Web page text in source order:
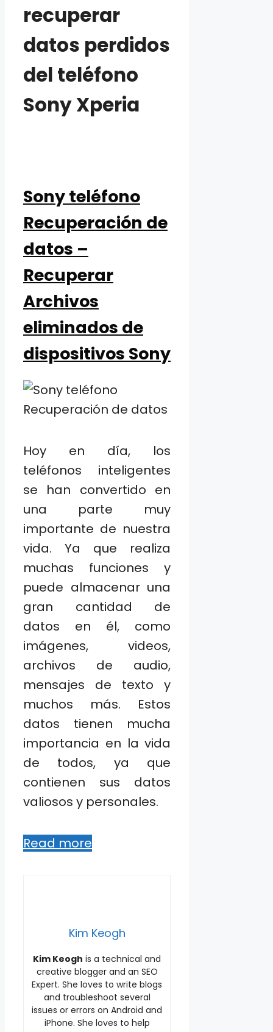
recuperar
datos perdidos
del teléfono
Sony Xperia
Sony teléfono
Recuperación de
datos –
Recuperar
Archivos
eliminados de
dispositivos Sony
Hoy en día, los
teléfonos inteligentes
se han convertido en
una parte muy
importante de nuestra
vida. Ya que realiza
muchas funciones y
puede almacenar una
gran cantidad de
datos en él, como
imágenes, videos,
archivos de audio,
mensajes de texto y
muchos más. Estos
datos tienen mucha
importancia en la vida
de todos, ya que
contienen sus datos
valiosos y personales.
Read more
Kim Keogh
Kim Keogh is a technical and
creative blogger and an SEO
Expert. She loves to write blogs
and troubleshoot several
issues or errors on Android and
iPhone. She loves to help